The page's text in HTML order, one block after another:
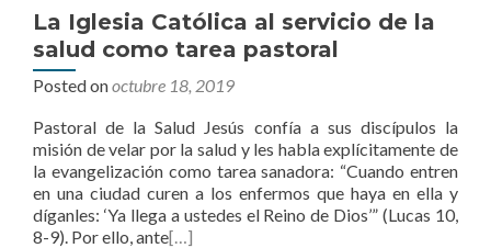
La Iglesia Católica al servicio de la
salud como tarea pastoral
Posted onoctubre 18, 2019
Pastoral de la Salud Jesús confía a sus discípulos la
misión de velar por la salud y les habla explícitamente de
la evangelización como tarea sanadora: “Cuando entren
en una ciudad curen a los enfermos que haya en ella y
díganles: ‘Ya llega a ustedes el Reino de Dios’” (Lucas 10,
8-9). Por ello, ante[…]